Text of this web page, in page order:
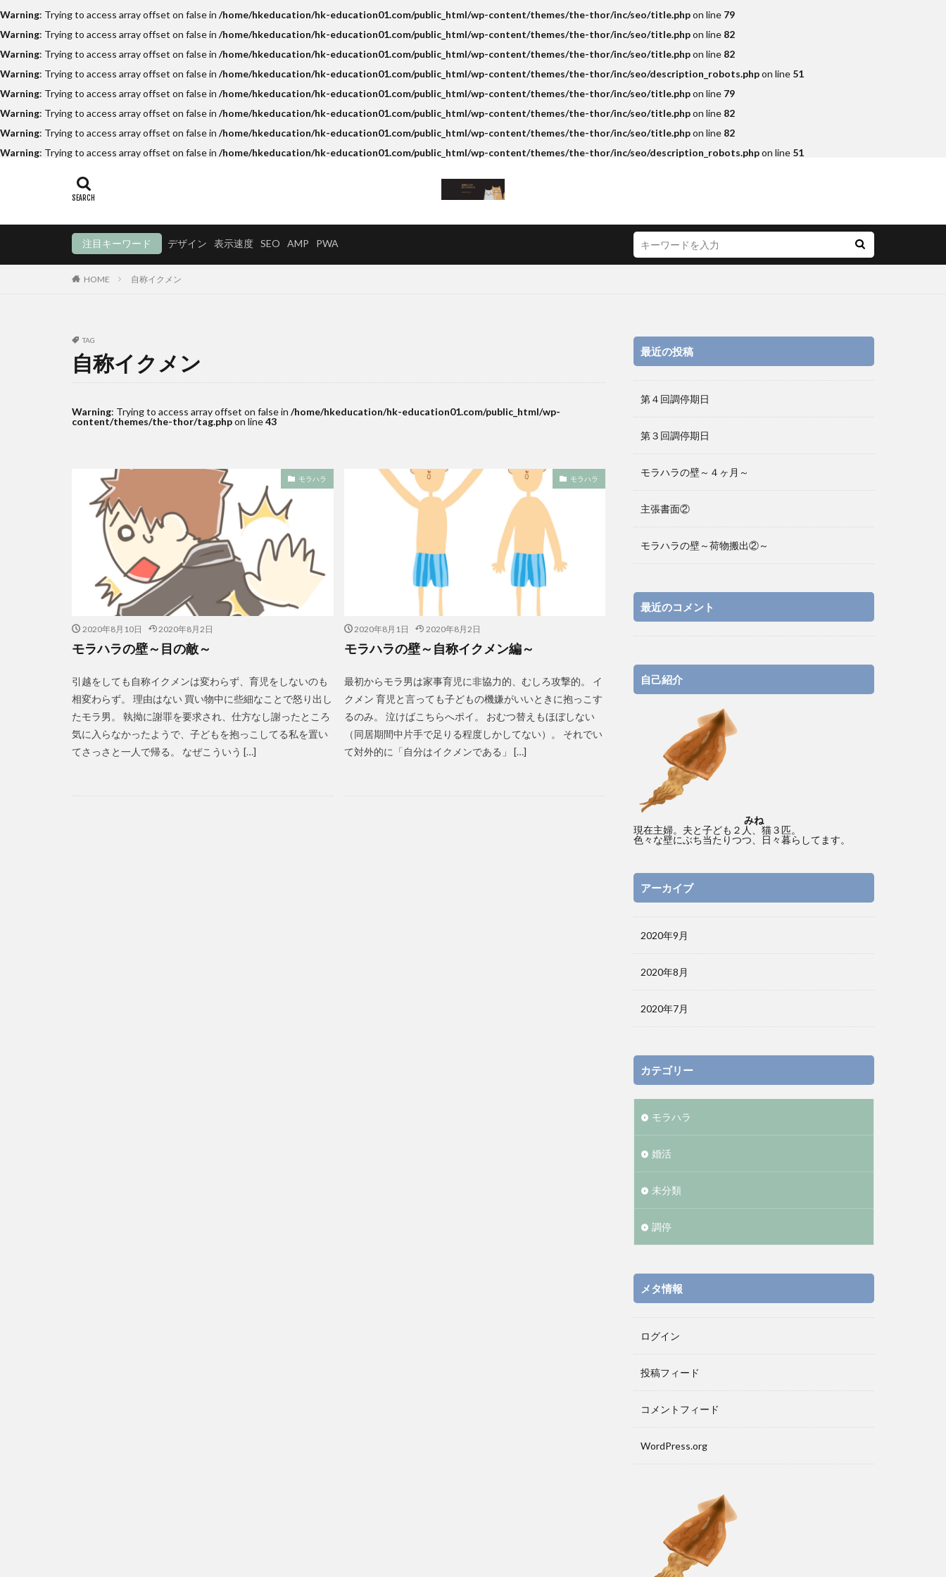
Warning: Trying to access array offset on false in /home/hkeducation/hk-education01.com/public_html/wp-content/themes/the-thor/inc/seo/title.phpon line 79
Warning: Trying to access array offset on false in /home/hkeducation/hk-education01.com/public_html/wp-content/themes/the-thor/inc/seo/title.phpon line 82
Warning: Trying to access array offset on false in /home/hkeducation/hk-education01.com/public_html/wp-content/themes/the-thor/inc/seo/title.phpon line 82
Warning: Trying to access array offset on false in /home/hkeducation/hk-education01.com/public_html/wp-content/themes/the-thor/inc/seo/description_robots.phpon line 51
Warning: Trying to access array offset on false in /home/hkeducation/hk-education01.com/public_html/wp-content/themes/the-thor/inc/seo/title.phpon line 79
Warning: Trying to access array offset on false in /home/hkeducation/hk-education01.com/public_html/wp-content/themes/the-thor/inc/seo/title.phpon line 82
Warning: Trying to access array offset on false in /home/hkeducation/hk-education01.com/public_html/wp-content/themes/the-thor/inc/seo/title.phpon line 82
Warning: Trying to access array offset on false in /home/hkeducation/hk-education01.com/public_html/wp-content/themes/the-thor/inc/seo/description_robots.phpon line 51
注目キーワード デザイン 表示速度 SEO AMP PWA
HOME 自称イクメン
TAG
自称イクメン
Warning: Trying to access array offset on false in /home/hkeducation/hk-education01.com/public_html/wp-
content/themes/the-thor/tag.phpon line43
モラハラ
2020年8月10日 2020年8月2日
モラハラの壁～目の敵～
引越をしても自称イクメンは変わらず、育児をしないのも
相変わらず。 理由はない 買い物中に些細なことで怒り出し
たモラ男。 執拗に謝罪を要求され、仕方なし謝ったところ
気に入らなかったようで、子どもを抱っこしてる私を置い
てさっさと一人で帰る。 なぜこういう […]
モラハラ
2020年8月1日 2020年8月2日
モラハラの壁～自称イクメン編～
最初からモラ男は家事育児に非協力的、むしろ攻撃的。 イ
クメン 育児と言っても子どもの機嫌がいいときに抱っこす
るのみ。 泣けばこちらへポイ。 おむつ替えもほぼしない
（同居期間中片手で足りる程度しかしてない）。 それでい
て対外的に「自分はイクメンである」 […]
最近の投稿
第４回調停期日
第３回調停期日
モラハラの壁～４ヶ月～
主張書面②
モラハラの壁～荷物搬出②～
最近のコメント
自己紹介
みね
現在主婦。夫と子ども２人、猫３匹。
色々な壁にぶち当たりつつ、日々暮らしてます。
アーカイブ
2020年9月
2020年8月
2020年7月
カテゴリー
モラハラ
婚活
未分類
調停
メタ情報
ログイン
投稿フィード
コメントフィード
WordPress.org